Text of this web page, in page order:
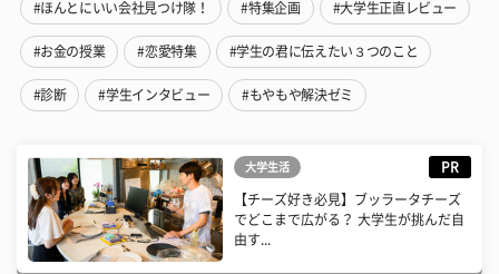
#ほんとにいい会社見つけ隊！ #特集企画 #大学生正直レビュー
#お金の授業 #恋愛特集 #学生の君に伝えたい３つのこと
#診断 #学生インタビュー #もやもや解決ゼミ
大学生活 PR
【チーズ好き必見】ブッラータチーズ
でどこまで広がる？ 大学生が挑んだ自
由す...